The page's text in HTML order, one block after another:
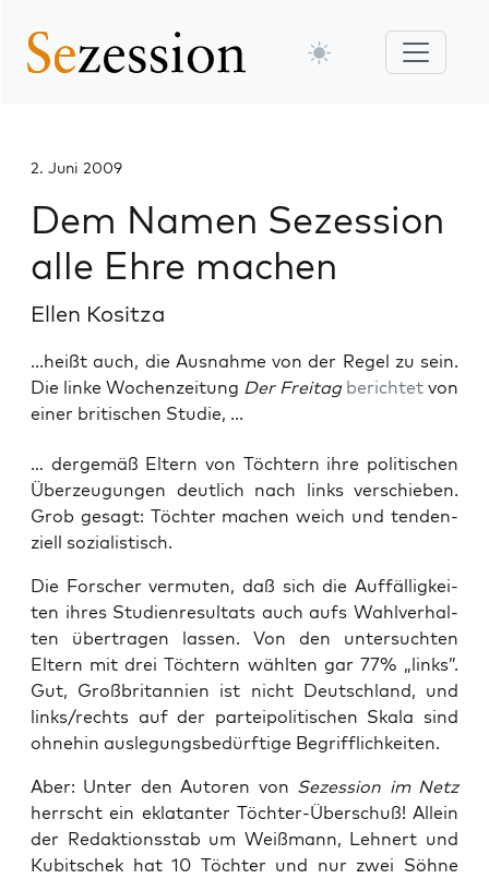
2. Juni 2009
Dem Namen Sezession
alle Ehre machen
Ellen Kositza
...heißt auch, die Ausnahme von der Regel zu sein.
Die linke Wochenzeitung Der Freitag berichtet von
einer britischen Studie, ...
… der­ge­mäß Eltern von Töch­tern ihre poli­ti­schen
Über­zeu­gun­gen deut­lich nach links ver­schie­ben.
Grob gesagt: Töch­ter machen weich und ten­den­
zi­ell sozialistisch.
Die For­scher ver­mu­ten, daß sich die Auf­fäl­lig­kei­
ten ihres Stu­di­en­re­sul­tats auch aufs Wahl­ver­hal­
ten über­tra­gen las­sen. Von den unter­such­ten
Eltern mit drei Töch­tern wähl­ten gar 77% „links”.
Gut, Groß­bri­tan­ni­en ist nicht Deutsch­land, und
links/rechts auf der par­tei­po­li­ti­schen Ska­la sind
ohne­hin aus­le­gungs­be­dürf­ti­ge Begrifflichkeiten.
Aber: Unter den Autoren von Sezes­si­on im Netz
herrscht ein ekla­tan­ter Töch­ter-Über­schuß! Allein
der Redak­ti­ons­stab um Weiß­mann, Leh­nert und
Kubit­schek hat 10 Töch­ter und nur zwei Söh­ne